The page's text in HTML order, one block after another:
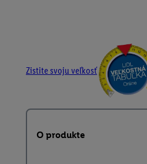
Zistite svoju veľkosť
O produkte